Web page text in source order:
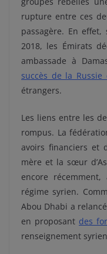
rupture entre ces
passagère. En
2018, les Émirats
ambassade à
succès de la Russie
étrangers.
Les liens entre les
rompus. La
avoirs financiers et
mère et la sœur
encore
régime syrien.
Abou Dhabi a
en proposant des
renseignement